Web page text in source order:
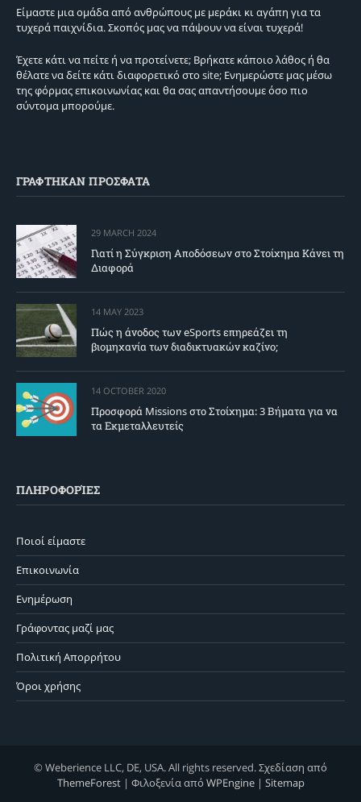
Είμαστε μια ομάδα από ανθρώπους με μεράκι κι αγάπη για τα
τυχερά παιχνίδια. Σκοπός μας να πάψουν να είναι τυχερά!
Έχετε κάτι να πείτε ή να προτείνετε; Βρήκατε κάποιο λάθος ή θα
θέλατε να δείτε κάτι διαφορετικό στο site; Ενημερώστε μας μέσω
της φόρμας επικοινωνίας και θα σας απαντήσουμε όσο πιο
σύντομα μπορούμε.
ΓΡΑΦΤΗΚΑΝ ΠΡΟΣΦΑΤΑ
29 MARCH 2024
Γιατί η Σύγκριση Αποδόσεων στο Στοίχημα Κάνει τη
Διαφορά
14 MAY 2023
Πώς η άνοδος των eSports επηρεάζει τη
βιομηχανία των διαδικτυακών καζίνο;
14 OCTOBER 2020
Προσφορά Missions στο Στοίχημα: 3 Βήματα για να
τα Εκμεταλλευτείς
ΠΛΗΡΟΦΟΡΊΕΣ
Ποιοί είμαστε
Επικοινωνία
Ενημέρωση
Γράφοντας μαζί μας
Πολιτική Απορρήτου
Όροι χρήσης
© Weberience LLC, DE, USA. All rights reserved. Σχεδίαση από
ThemeForest| Φιλοξενία από WPEngine| Sitemap